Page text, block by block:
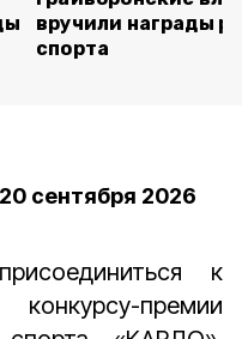
вручили награды
спорта
сентября 2026
к
премии